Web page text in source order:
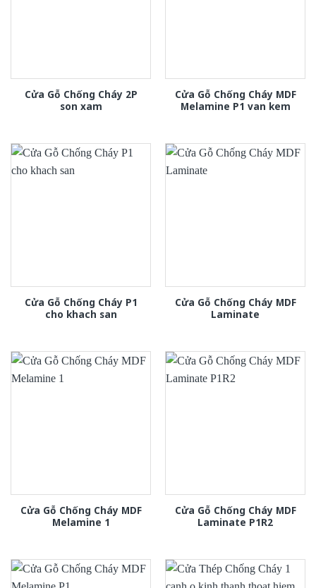
Cửa Gỗ Chống Cháy 2P
son xam
Cửa Gỗ Chống Cháy MDF
Melamine P1 van kem
Cửa Gỗ Chống Cháy P1
cho khach san
Cửa Gỗ Chống Cháy MDF
Laminate
Cửa Gỗ Chống Cháy MDF
Melamine 1
Cửa Gỗ Chống Cháy MDF
Laminate P1R2